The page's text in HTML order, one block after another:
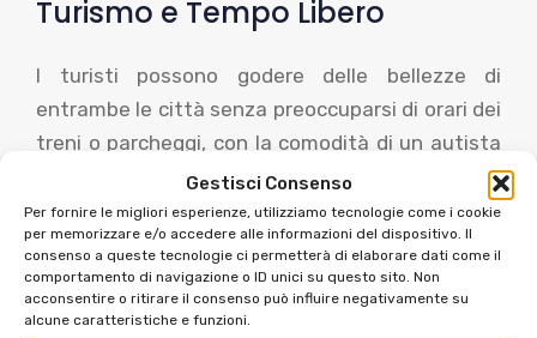
Gestisci Consenso
Per fornire le migliori esperienze, utilizziamo tecnologie come i cookie
per memorizzare e/o accedere alle informazioni del dispositivo. Il
consenso a queste tecnologie ci permetterà di elaborare dati come il
comportamento di navigazione o ID unici su questo sito. Non
acconsentire o ritirare il consenso può influire negativamente su
alcune caratteristiche e funzioni.
Turismo e Tempo Libero
I turisti possono godere delle bellezze di
entrambe le città senza preoccuparsi di orari dei
treni o parcheggi, con la comodità di un autista
Eventi Speciali
Partecipare a eventi, concerti o cerimonie